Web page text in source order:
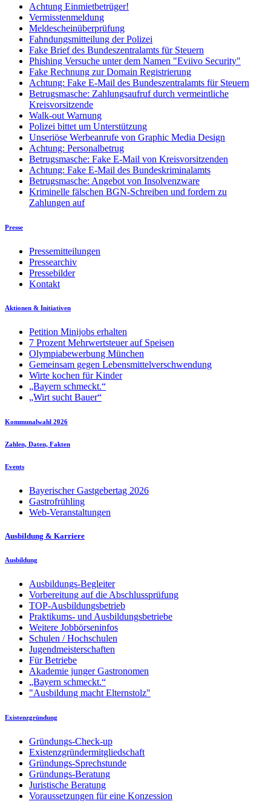
Achtung Einmietbetrüger!
Vermisstenmeldung
Meldescheinüberprüfung
Fahndungsmitteilung der Polizei
Fake Brief des Bundeszentralamts für Steuern
Phishing Versuche unter dem Namen "Eviivo Security"
Fake Rechnung zur Domain Registrierung
Achtung: Fake E-Mail des Bundeszentralamts für Steuern
Betrugsmasche: Zahlungsaufruf durch vermeintliche
Kreisvorsitzende
Walk-out Warnung
Polizei bittet um Unterstützung
Unseriöse Werbeanrufe von Graphic Media Design
Achtung: Personalbetrug
Betrugsmasche: Fake E-Mail von Kreisvorsitzenden
Achtung: Fake E-Mail des Bundeskriminalamts
Betrugsmasche: Angebot von Insolvenzware
Kriminelle fälschen BGN-Schreiben und fordern zu
Zahlungen auf
Presse
Pressemitteilungen
Pressearchiv
Pressebilder
Kontakt
Aktionen & Initiativen
Petition Minijobs erhalten
7 Prozent Mehrwertsteuer auf Speisen
Olympiabewerbung München
Gemeinsam gegen Lebensmittelverschwendung
Wirte kochen für Kinder
„Bayern schmeckt.“
„Wirt sucht Bauer“
Kommunalwahl 2026
Zahlen, Daten, Fakten
Events
Bayerischer Gastgebertag 2026
Gastrofrühling
Web-Veranstaltungen
Ausbildung & Karriere
Ausbildung
Ausbildungs-Begleiter
Vorbereitung auf die Abschlussprüfung
TOP-Ausbildungsbetrieb
Praktikums- und Ausbildungsbetriebe
Weitere Jobbörseninfos
Schulen / Hochschulen
Jugendmeisterschaften
Für Betriebe
Akademie junger Gastronomen
„Bayern schmeckt.“
"Ausbildung macht Elternstolz"
Existenzgründung
Gründungs-Check-up
Existenzgründermitgliedschaft
Gründungs-Sprechstunde
Gründungs-Beratung
Juristische Beratung
Voraussetzungen für eine Konzession